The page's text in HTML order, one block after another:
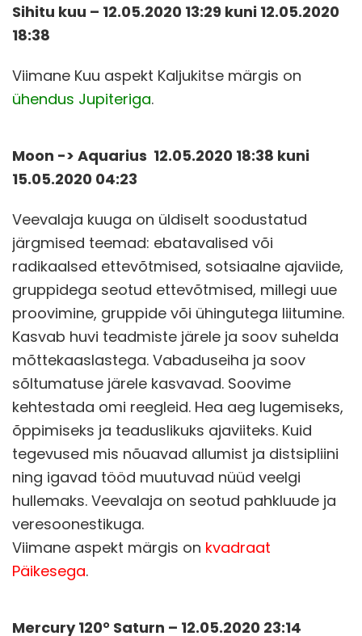
Sihitu kuu – 12.05.2020 13:29 kuni 12.05.2020
18:38
Viimane Kuu aspekt Kaljukitse märgis on
ühendus Jupiteriga.
Moon -> Aquarius 12.05.2020 18:38 kuni
15.05.2020 04:23
Veevalaja kuuga on üldiselt soodustatud
järgmised teemad: ebatavalised või
radikaalsed ettevõtmised, sotsiaalne ajaviide,
gruppidega seotud ettevõtmised, millegi uue
proovimine, gruppide või ühingutega liitumine.
Kasvab huvi teadmiste järele ja soov suhelda
mõttekaaslastega. Vabaduseiha ja soov
sõltumatuse järele kasvavad. Soovime
kehtestada omi reegleid. Hea aeg lugemiseks,
õppimiseks ja teaduslikuks ajaviiteks. Kuid
tegevused mis nõuavad allumist ja distsipliini
ning igavad tööd muutuvad nüüd veelgi
hullemaks. Veevalaja on seotud pahkluude ja
veresoonestikuga.
Viimane aspekt märgis on kvadraat
Päikesega.
Mercury 120° Saturn – 12.05.2020 23:14